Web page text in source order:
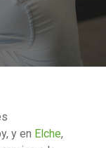
y en Elche,